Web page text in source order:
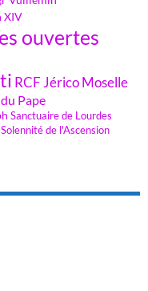
XIV
ouvertes
RCF Jérico Moselle
Pape
Sanctuaire de Lourdes
Solennité de l'Ascension